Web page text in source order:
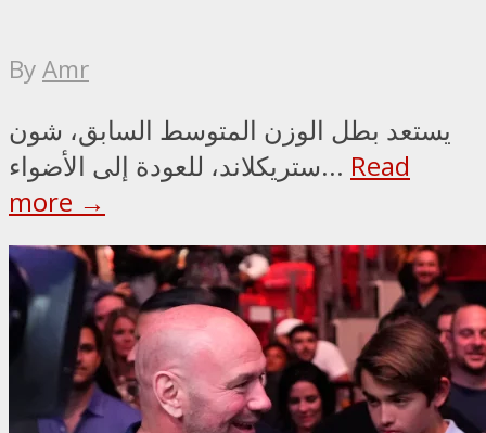
ByAmr
يستعد بطل الوزن المتوسط السابق، شون
ستريكلاند، للعودة إلى الأضواء... Read
more →